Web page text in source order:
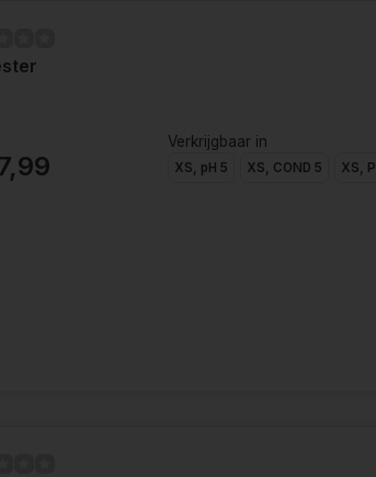
Verkrijgbaar in
XS, pH 5 XS, COND 5 XS,